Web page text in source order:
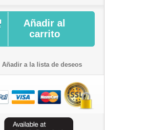
Añadir al
carrito
Añadir a la lista de deseos